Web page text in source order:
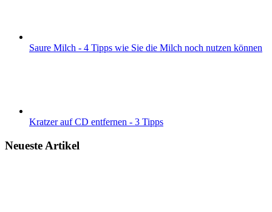
Saure Milch - 4 Tipps wie Sie die Milch noch nutzen können
Kratzer auf CD entfernen - 3 Tipps
Neueste Artikel